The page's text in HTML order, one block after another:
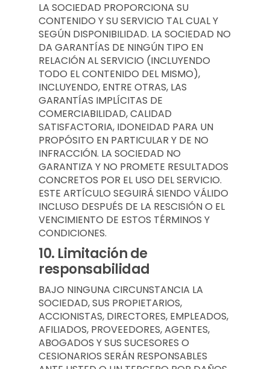
LA SOCIEDAD PROPORCIONA SU
CONTENIDO Y SU SERVICIO TAL CUAL Y
SEGÚN DISPONIBILIDAD. LA SOCIEDAD NO
DA GARANTÍAS DE NINGÚN TIPO EN
RELACIÓN AL SERVICIO (INCLUYENDO
TODO EL CONTENIDO DEL MISMO),
INCLUYENDO, ENTRE OTRAS, LAS
GARANTÍAS IMPLÍCITAS DE
COMERCIABILIDAD, CALIDAD
SATISFACTORIA, IDONEIDAD PARA UN
PROPÓSITO EN PARTICULAR Y DE NO
INFRACCIÓN. LA SOCIEDAD NO
GARANTIZA Y NO PROMETE RESULTADOS
CONCRETOS POR EL USO DEL SERVICIO.
ESTE ARTÍCULO SEGUIRÁ SIENDO VÁLIDO
INCLUSO DESPUÉS DE LA RESCISIÓN O EL
VENCIMIENTO DE ESTOS TÉRMINOS Y
CONDICIONES.
10. Limitación de
responsabilidad
BAJO NINGUNA CIRCUNSTANCIA LA
SOCIEDAD, SUS PROPIETARIOS,
ACCIONISTAS, DIRECTORES, EMPLEADOS,
AFILIADOS, PROVEEDORES, AGENTES,
ABOGADOS Y SUS SUCESORES O
CESIONARIOS SERÁN RESPONSABLES